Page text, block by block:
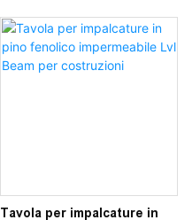
costruzione
Tavola per impalcature in